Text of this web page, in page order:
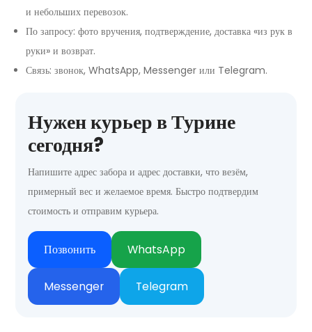
и небольших перевозок.
По запросу: фото вручения, подтверждение, доставка «из рук в
руки» и возврат.
Связь: звонок, WhatsApp, Messenger или Telegram.
Нужен курьер в Турине
сегодня?
Напишите адрес забора и адрес доставки, что везём,
примерный вес и желаемое время. Быстро подтвердим
стоимость и отправим курьера.
Позвонить WhatsApp
Messenger Telegram